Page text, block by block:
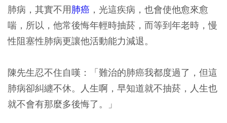
肺病，其實不用肺癌 ，光這疾病，也會使他愈來愈
喘，所以，他常後悔年輕時抽菸，而等到年老時，慢
性阻塞性肺病更讓他活動能力減退。
陳先生忍不住自嘆：「難治的肺癌我都度過了，但這
肺病卻糾纏不休。人生啊，早知道就不抽菸，人生也
就不會有那麼多後悔了。」